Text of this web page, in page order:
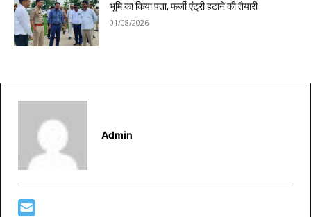
भूमि का किया पता, फर्जी एंट्री हटाने की तैयारी
01/08/2026
Admin